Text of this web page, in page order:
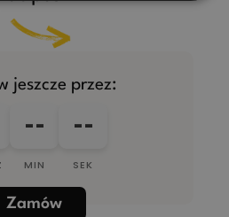
jeszcze przez:
--
MIN
--
SEK
Zamów